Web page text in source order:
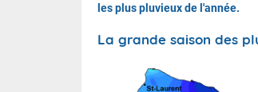
les plus pluvieux de l'année.
La grande saison des